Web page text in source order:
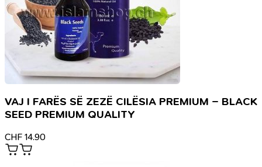
VAJ I FARËS SË ZEZË CILËSIA PREMIUM – BLACK
SEED PREMIUM QUALITY
CHF 14.90